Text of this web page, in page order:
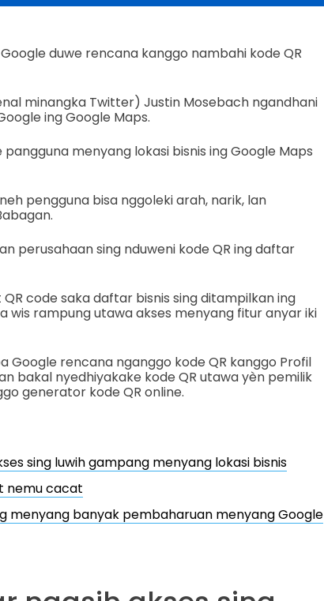
duwe rencana kanggo nambahi kode QR
minangka Twitter) Justin Mosebach ngandhani
ing Google Maps.
menyang lokasi bisnis ing Google Maps
pengguna bisa nggoleki arah, narik, lan
perusahaan sing nduweni kode QR ing daftar
code saka daftar bisnis sing ditampilkan ing
wis rampung utawa akses menyang fitur anyar iki
Google rencana nganggo kode QR kanggo Profil
bakal nyedhiyakake kode QR utawa yèn pemilik
generator kode QR online.
sing luwih gampang menyang lokasi bisnis
nemu cacat
menyang banyak pembaharuan menyang Google